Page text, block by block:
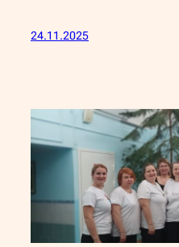
24.11.2025